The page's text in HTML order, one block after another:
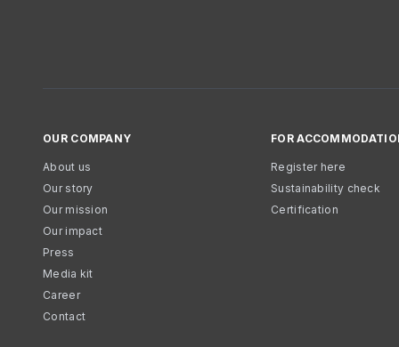
OUR COMPANY
About us
Our story
Our mission
Our impact
Press
Media kit
Career
Contact
FOR
Register here
Sustainability check
Certification